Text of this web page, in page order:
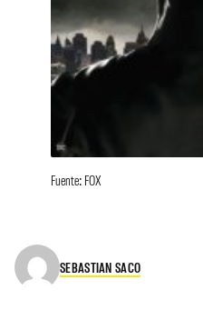
Fuente: FOX
SEBASTIAN SACO